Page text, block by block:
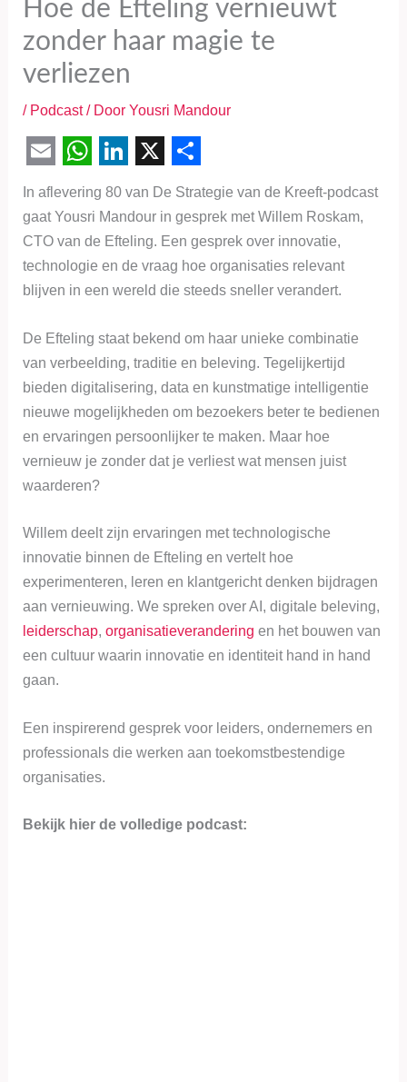
Hoe de Efteling vernieuwt
zonder haar magie te
verliezen
/ Podcast/ Door Yousri Mandour
m
a
i
l
W
h
a
t
s
A
p
p
L
i
n
k
e
d
I
n
X
S
h
a
r
e
In aflevering 80 van De Strategie van de Kreeft-podcast
gaat Yousri Mandour in gesprek met Willem Roskam,
CTO van de Efteling. Een gesprek over innovatie,
technologie en de vraag hoe organisaties relevant
blijven in een wereld die steeds sneller verandert.
De Efteling staat bekend om haar unieke combinatie
van verbeelding, traditie en beleving. Tegelijkertijd
bieden digitalisering, data en kunstmatige intelligentie
nieuwe mogelijkheden om bezoekers beter te bedienen
en ervaringen persoonlijker te maken. Maar hoe
vernieuw je zonder dat je verliest wat mensen juist
waarderen?
Willem deelt zijn ervaringen met technologische
innovatie binnen de Efteling en vertelt hoe
experimenteren, leren en klantgericht denken bijdragen
aan vernieuwing. We spreken over AI, digitale beleving,
leiderschap, organisatieverandering en het bouwen van
een cultuur waarin innovatie en identiteit hand in hand
gaan.
Een inspirerend gesprek voor leiders, ondernemers en
professionals die werken aan toekomstbestendige
organisaties.
Bekijk hier de volledige podcast: